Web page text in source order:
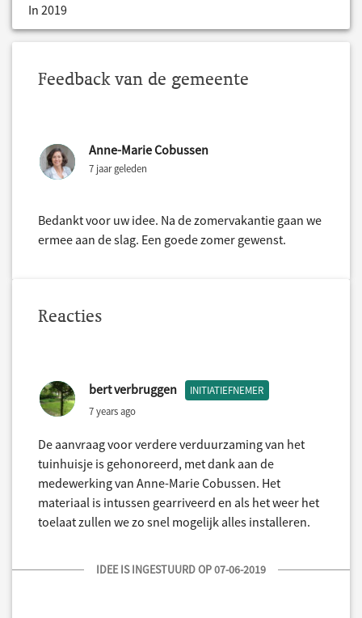
In 2019
Feedback van de gemeente
Anne-Marie Cobussen
7 jaar geleden
Bedankt voor uw idee. Na de zomervakantie gaan we
ermee aan de slag. Een goede zomer gewenst.
Reacties
bert verbruggen INITIATIEFNEMER
7 years ago
De aanvraag voor verdere verduurzaming van het
tuinhuisje is gehonoreerd, met dank aan de
medewerking van Anne-Marie Cobussen. Het
materiaal is intussen gearriveerd en als het weer het
toelaat zullen we zo snel mogelijk alles installeren.
IDEE IS INGESTUURD OP 07-06-2019